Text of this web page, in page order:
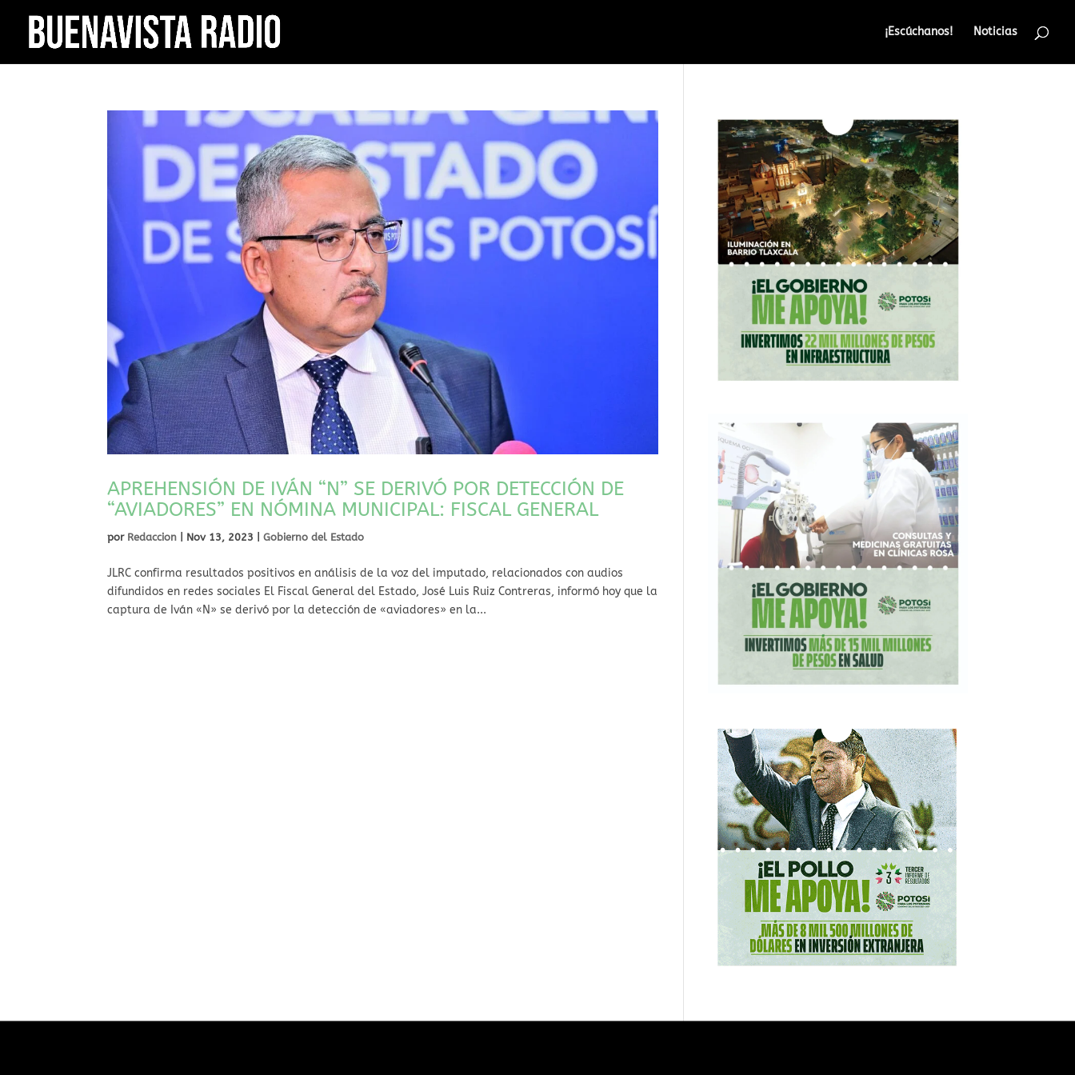
¡Escúchanos! Noticias
APREHENSIÓN DE IVÁN “N” SE DERIVÓ POR DETECCIÓN DE
“AVIADORES” EN NÓMINA MUNICIPAL: FISCAL GENERAL
por Redaccion Nov 13, 2023 |Gobierno del Estado
JLRC confirma resultados positivos en análisis de la voz del imputado, relacionados con audios
difundidos en redes sociales El Fiscal General del Estado, José Luis Ruiz Contreras, informó hoy que la
captura de Iván «N» se derivó por la detección de «aviadores» en la...